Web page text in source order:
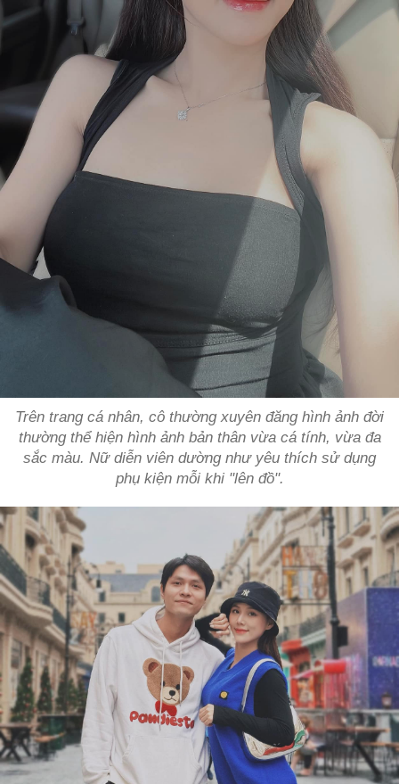
Trên trang cá nhân, cô thường xuyên đăng hình ảnh đời
thường thể hiện hình ảnh bản thân vừa cá tính, vừa đa
sắc màu. Nữ diễn viên dường như yêu thích sử dụng
phụ kiện mỗi khi "lên đồ".